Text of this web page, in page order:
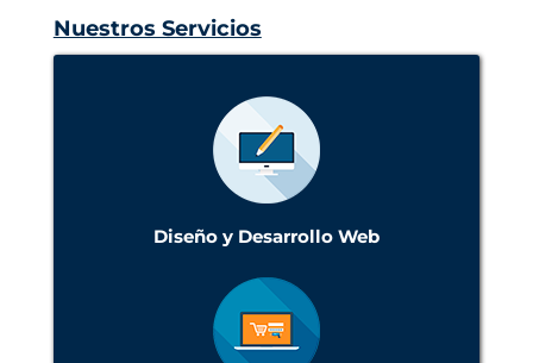
Nuestros Servicios
Diseño y Desarrollo Web